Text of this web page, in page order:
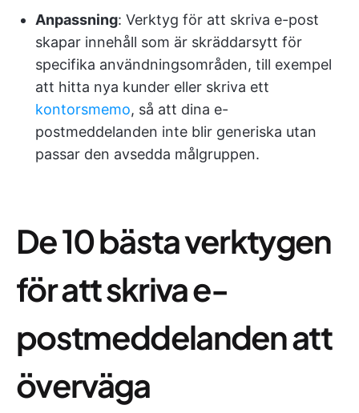
Anpassning: Verktyg för att skriva e-post
skapar innehåll som är skräddarsytt för
specifika användningsområden, till exempel
att hitta nya kunder eller skriva ett
kontorsmemo, så att dina e-
postmeddelanden inte blir generiska utan
passar den avsedda målgruppen.
De 10 bästa verktygen
för att skriva e-
postmeddelanden att
överväga